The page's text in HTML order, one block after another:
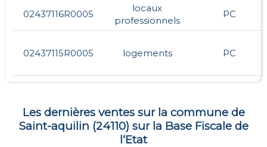
02437116R0005
locaux
professionnels
PC
02437115R0005 logements PC
Les dernières ventes sur la commune de
Saint-aquilin (24110) sur la Base Fiscale de
l‘Etat